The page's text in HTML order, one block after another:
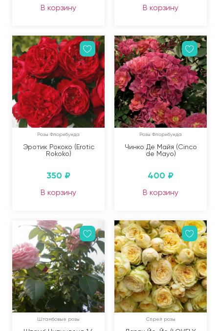
В корзину В корзину
Розы Флорибунда
Эротик Рококо (Erotic
Rokoko)
350 ₽
В корзину
Розы Флорибунда
Чинко Де Майя (Cinco
de Mayo)
400 ₽
В корзину
Штамбовые розы Спрей розы